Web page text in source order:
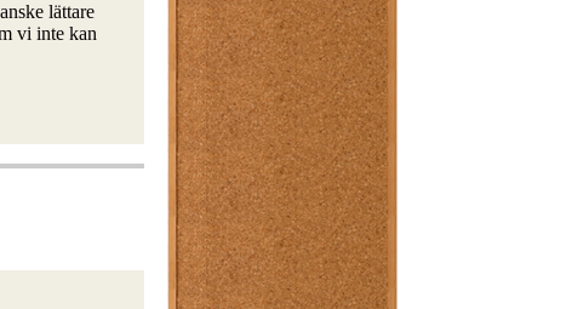
lättare
vi inte kan